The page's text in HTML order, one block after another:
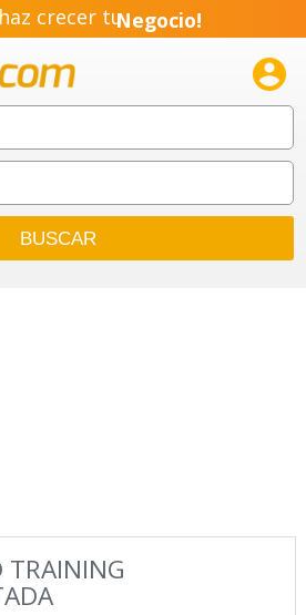
crecer tuNegocio!
Emprendimiento!

TRAINING